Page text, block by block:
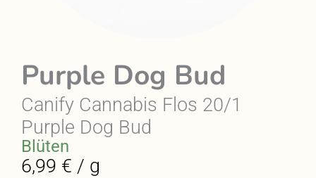
Purple Dog Bud
Canify Cannabis Flos 20/1
Purple Dog Bud
Blüten
6,99 € / g